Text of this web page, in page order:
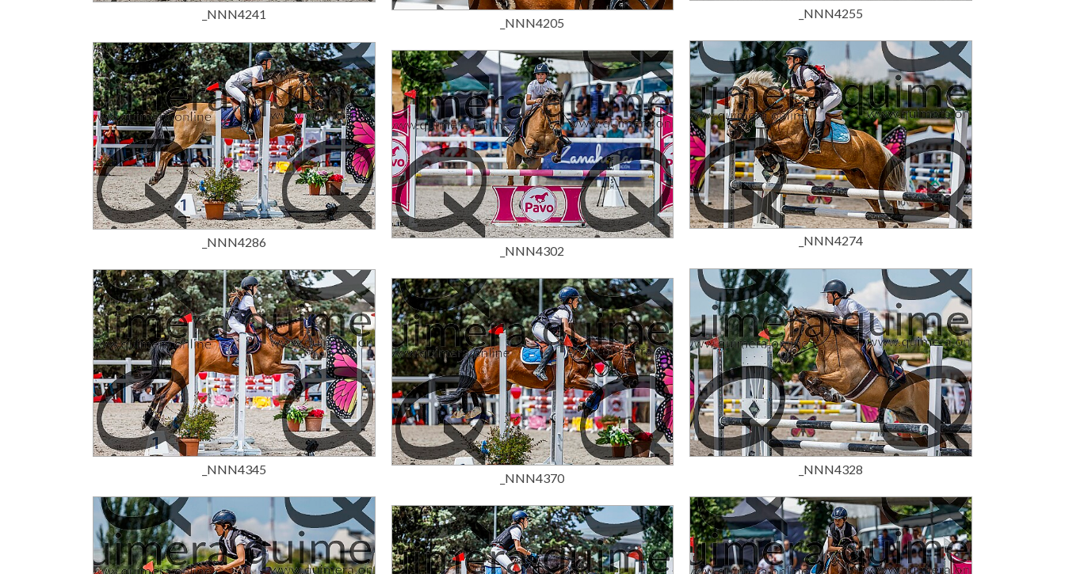
_NNN4205
_NNN4255
_NNN4241
15,00 €
_NNN4274
15,00 €
_NNN4286
15,00 €
_NNN4302
15,00 €
_NNN4328
15,00 €
_NNN4345
15,00 €
_NNN4370